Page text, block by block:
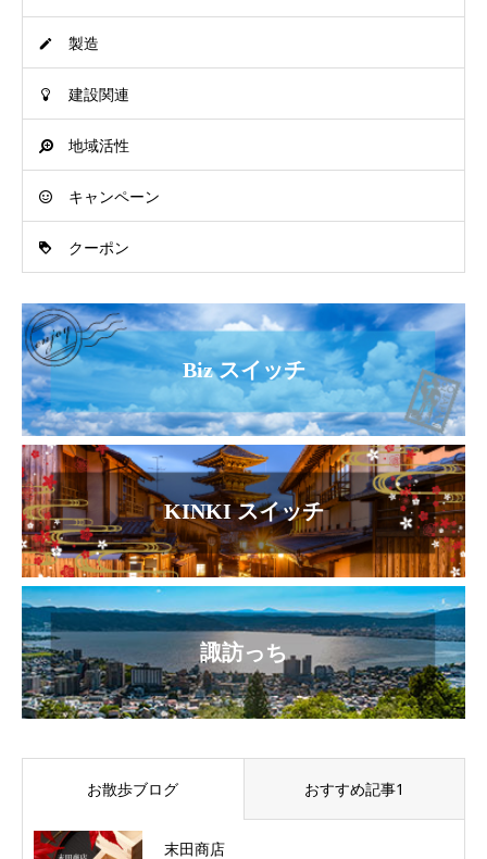
製造
建設関連
地域活性
キャンペーン
クーポン
Biz スイッチ
KINKI スイッチ
諏訪っち
お散歩ブログ おすすめ記事1
末田商店